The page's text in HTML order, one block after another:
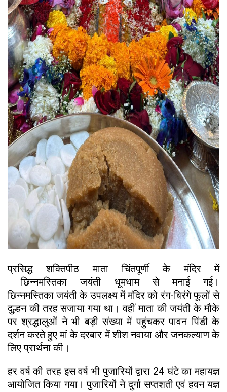
प्रसिद्ध शक्तिपीठ माता चिंतपूर्णी के मंदिर में
छिन्नमस्तिका जयंती धूमधाम से मनाई गई।
छिन्नमस्तिका जयंती के उपलक्ष्य में मंदिर को रंग-बिरंगे फूलों से
दुल्हन की तरह सजाया गया था। वहीं माता की जयंती के मौके
पर श्रद्धालुओं ने भी बड़ी संख्या में पहुंचकर पावन पिंडी के
दर्शन करते हुए मां के दरबार में शीश नवाया और जनकल्याण के
लिए प्रार्थना की।
हर वर्ष की तरह इस वर्ष भी पुजारियों द्वारा 24 घंटे का महायज्ञ
आयोजित किया गया। पुजारियों ने दुर्गा सप्तशती एवं हवन यज्ञ